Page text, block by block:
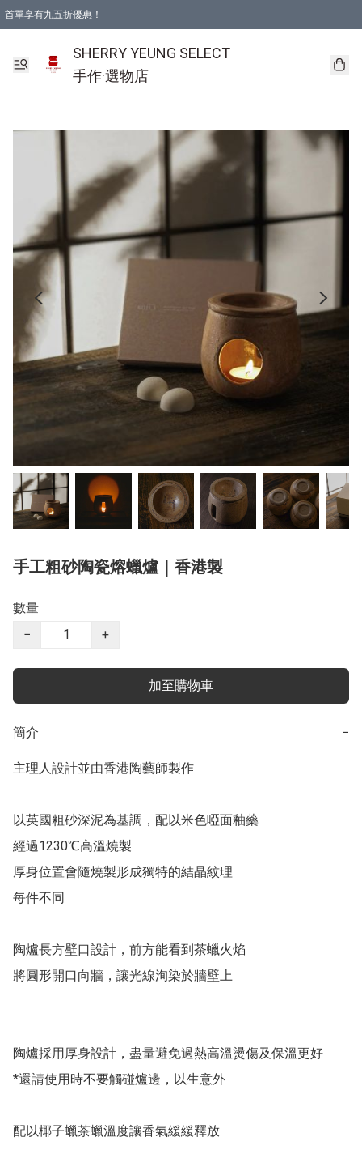
首單享有九五折優惠！
SHERRY YEUNG SELECT
手作·選物店
手工粗砂陶瓷熔蠟爐｜香港製
數量
−
+
加至購物車
簡介 −
主理人設計並由香港陶藝師製作
以英國粗砂深泥為基調，配以米色啞面釉藥
經過1230℃高溫燒製
厚身位置會隨燒製形成獨特的結晶紋理
每件不同
陶爐長方壁口設計，前方能看到茶蠟火焰
將圓形開口向牆，讓光線洵染於牆壁上
陶爐採用厚身設計，盡量避免過熱高溫燙傷及保溫更好
*還請使用時不要觸碰爐邊，以生意外
配以椰子蠟茶蠟溫度讓香氣緩緩釋放